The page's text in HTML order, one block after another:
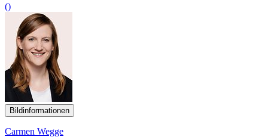
()
Bildinformationen
Carmen Wegge